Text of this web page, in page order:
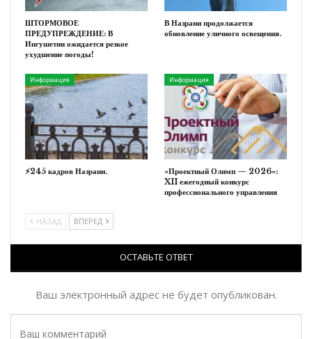
ШТОРМОВОЕ
ПРЕДУПРЕЖДЕНИЕ: В
Ингушетии ожидается резкое
ухудшение погоды!
В Назрани продолжается
обновление уличного освещения.
Информация
⚡️245 кадров Назрани.
Информация
«Проектный Олимп — 2026»:
XII ежегодный конкурс
профессионального управления
НАЗАД ВПЕРЕД
ОСТАВЬТЕ ОТВЕТ
Ваш электронный адрес не будет опубликован.